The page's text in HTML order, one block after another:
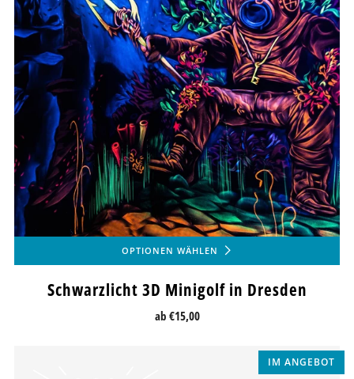
OPTIONEN WÄHLEN
Schwarzlicht 3D Minigolf in Dresden
ab €15,00
IM ANGEBOT